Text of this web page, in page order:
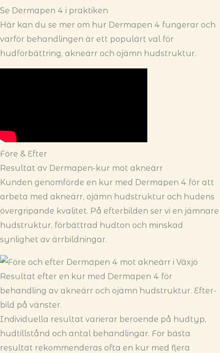
Se Dermapen 4 i praktiken
Här kan du se mer om hur Dermapen 4 fungerar och
varför behandlingen är ett populärt val för
hudförbättring, akneärr och ojämn hudstruktur.
Före & Efter
Resultat av Dermapen-kur mot akneärr
Kunden genomförde en kur med Dermapen 4 för att
arbeta med akneärr, ojämn hudstruktur och hudens
övergripande kvalitet. På efterbilden ser vi en jämnare
hudstruktur, förbättrad hudton och minskad
synlighet av ärrbildningar.
Resultat efter en kur med Dermapen 4 för
behandling av akneärr och ojämn hudstruktur. Efter-
bild på vänster.
Individuella resultat varierar beroende på hudtyp,
hudtillstånd och antal behandlingar. För bästa
resultat rekommenderas ofta en kur med flera